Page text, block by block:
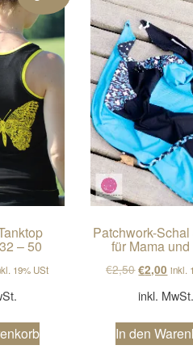
– 50
Preis war: €4,50
Preis ist: €3,60.
19% USt
Patchwork-
für Mama
€2,50 €2,00 inkl.
inkl. MwSt.
In den